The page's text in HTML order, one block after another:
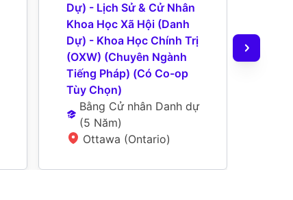
Dự) - Lịch Sử & Cử Nhân
Khoa Học Xã Hội (Danh
Dự) - Khoa Học Chính Trị
(OXW) (Chuyên Ngành
Tiếng Pháp) (Có Co-op
Tùy Chọn)
Bằng Cử nhân Danh dự
(5 Năm)
Ottawa (Ontario)